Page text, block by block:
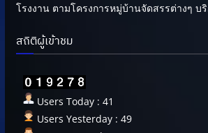
โรงงาน ตามโครงการหมู่บ้านจัดสรรต่างๆ บ
สถิติผู้เข้าชม
Users Today : 41
Users Yesterday : 49